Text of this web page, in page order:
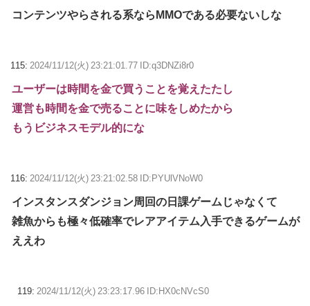
コンテンツやらされる系ならMMOである必要ないしな
115: 2024/11/12(火) 23:21:01.77 ID:q3DNZi8r0
ユーザーは時間を金で買うことを覚えたたし
運営も時間を金で売ることに味をしめたから
もうビジネスモデル的にな
116: 2024/11/12(火) 23:21:02.58 ID:PYUlVNoW0
インスタンスダンジョン周回の日課ゲームじゃなくて
雑魚からも極々低確率でレアアイテム入手できるゲームが
ええわ
119: 2024/11/12(火) 23:23:17.96 ID:HX0cNVcS0